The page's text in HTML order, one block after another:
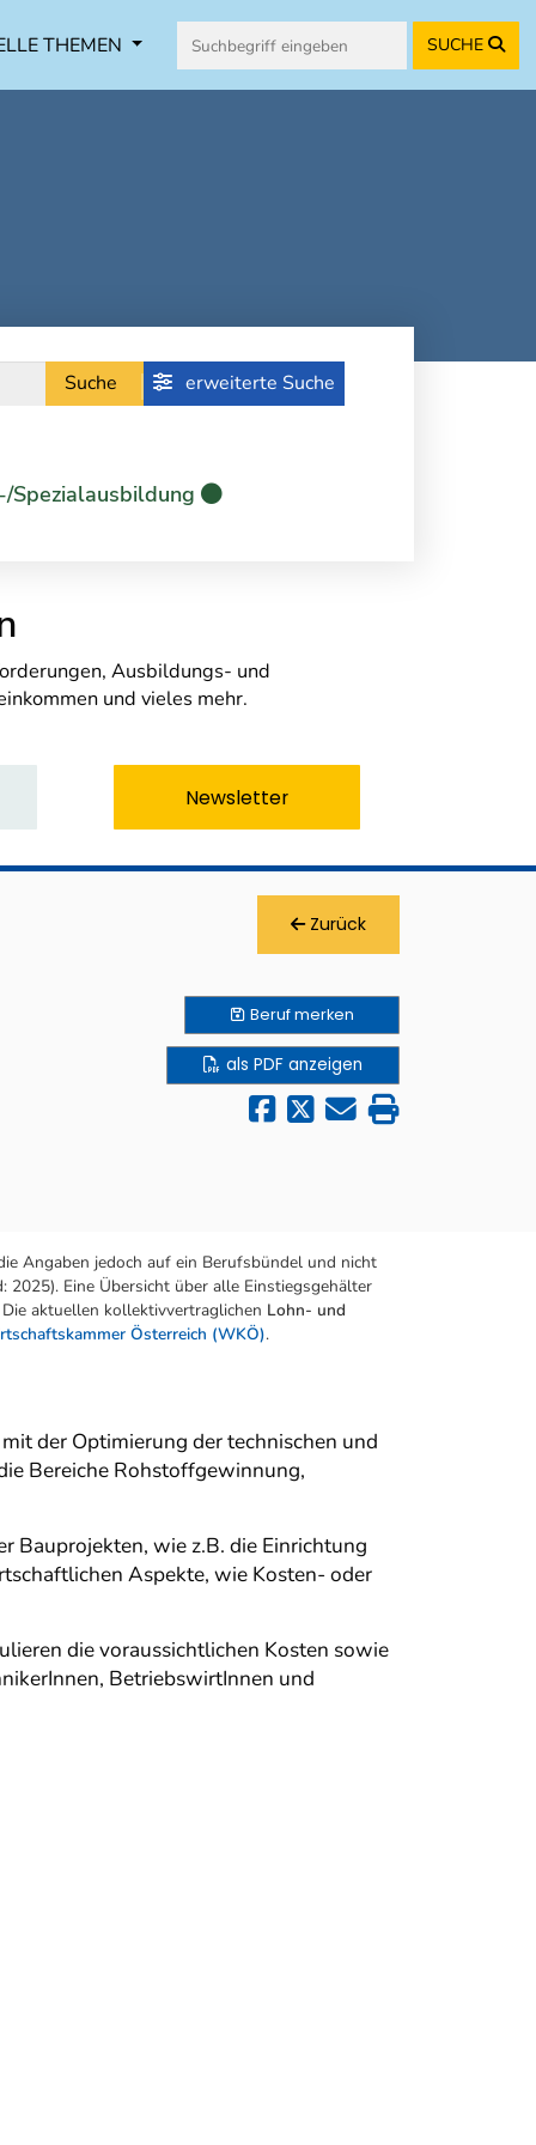
THEMEN SUCHE
Suche erweiterte Suche
Spezialausbildung
Ausbildungs- und
und vieles mehr.
Newsletter
Zurück
Berufmerken
als PDF anzeigen
Angaben jedoch auf ein Berufsbündel und nicht
Eine Übersicht über alle Einstiegsgehälter
Die aktuellen kollektivvertraglichen Lohn- und
Österreich (WKÖ).
der Optimierung der technischen und
Bereiche Rohstoffgewinnung,
Bauprojekten, wie z.B. die Einrichtung
Aspekte, wie Kosten- oder
die voraussichtlichen Kosten sowie
BetriebswirtInnen und